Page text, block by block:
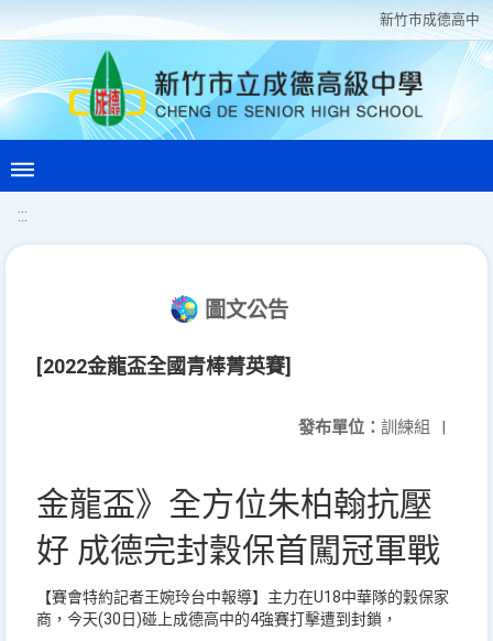
新竹巿成德高中
:::
圖文公告
[2022金龍盃全國青棒菁英賽]
發布單位： 訓練組 |
金龍盃》全方位朱柏翰抗壓
好 成德完封穀保首闖冠軍戰
【賽會特約記者王婉玲台中報導】主力在U18中華隊的穀保家
商，今天(30日)碰上成德高中的4強賽打擊遭到封鎖，